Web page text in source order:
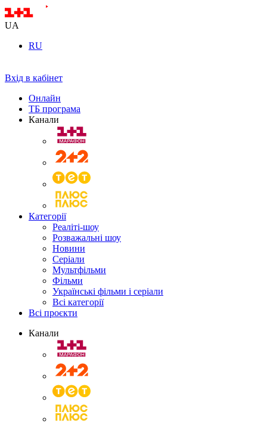
UA
RU
Вхід в кабінет
Онлайн
ТБ програма
Канали
Категорії
Реаліті-шоу
Розважальні шоу
Новини
Серіали
Мультфільми
Фільми
Українські фільми і серіали
Всі категорії
Всі проєкти
Канали